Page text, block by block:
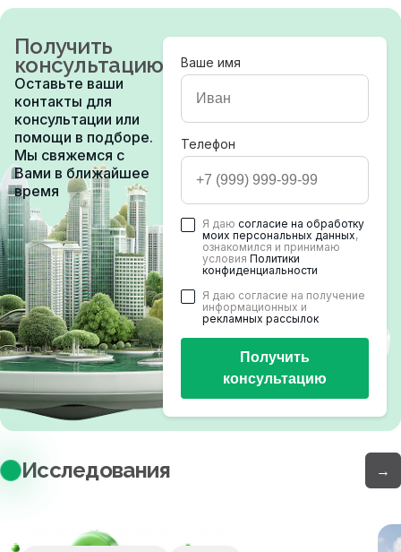
Получить
консультацию
Оставьте ваши
контакты для
консультации или
помощи в подборе.
Мы свяжемся с
Вами в ближайшее
время
Ваше имя
Телефон
Я даюсогласие на обработку
моих персональных данных,
ознакомился и принимаю
условияПолитики
конфиденциальности
Я даю согласие на получение
информационных и
рекламных рассылок
Получить
консультацию
Исследования →